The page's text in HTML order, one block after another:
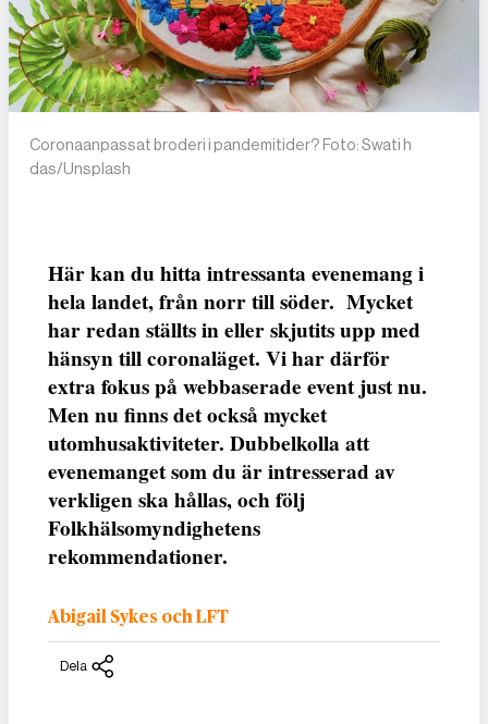
Coronaanpassat broderi i pandemitider? Foto: Swati h
das/Unsplash
Här kan du hitta intressanta evenemang i
hela landet, från norr till söder. Mycket
har redan ställts in eller skjutits upp med
hänsyn till coronaläget. Vi har därför
extra fokus på webbaserade event just nu.
Men nu finns det också mycket
utomhusaktiviteter. Dubbelkolla att
evenemanget som du är intresserad av
verkligen ska hållas, och följ
Folkhälsomyndighetens
rekommendationer.
Abigail Sykes och LFT
Dela